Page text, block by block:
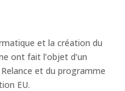
et la création du
ont fait l’objet d’un
et du programme
EU.